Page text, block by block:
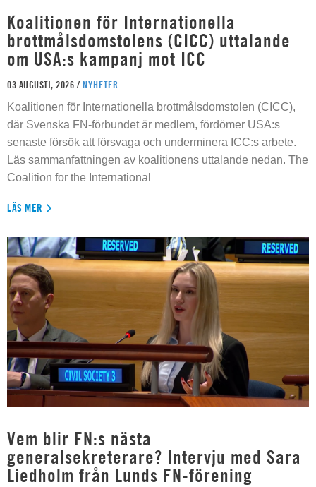
Koalitionen för Internationella
brottmålsdomstolens (CICC) uttalande
om USA:s kampanj mot ICC
03 AUGUSTI, 2026 / NYHETER
Koalitionen för Internationella brottmålsdomstolen (CICC),
där Svenska FN-förbundet är medlem, fördömer USA:s
senaste försök att försvaga och underminera ICC:s arbete.
Läs sammanfattningen av koalitionens uttalande nedan. The
Coalition for the International
LÄS MER
Vem blir FN:s nästa
generalsekreterare? Intervju med Sara
Liedholm från Lunds FN-förening